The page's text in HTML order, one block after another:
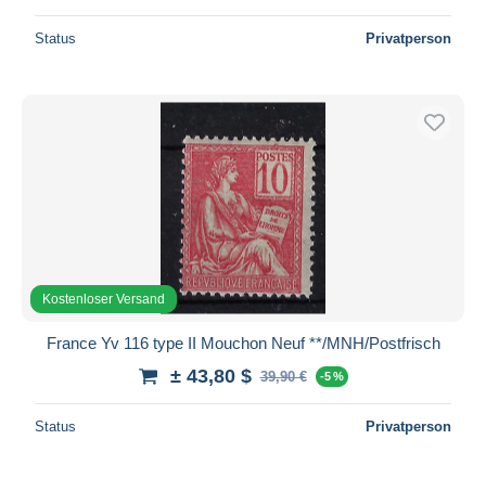
Status Privatperson
Kostenloser Versand
France Yv 116 type II Mouchon Neuf **/MNH/Postfrisch
± 43,80 $ 39,90 € -5 %
Status Privatperson